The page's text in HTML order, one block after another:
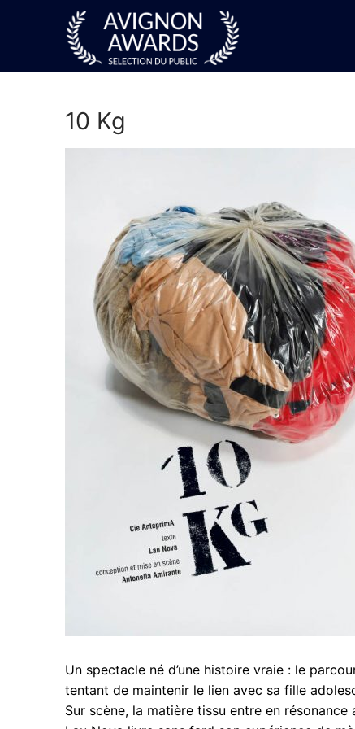
10 Kg
Un spectacle né d’une histoire vraie : le
tentant de maintenir le lien avec sa fille
Sur scène, la matière tissu entre en